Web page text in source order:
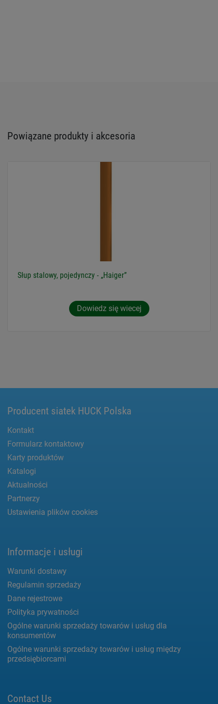
Powiązane produkty i akcesoria
Słup stalowy, pojedynczy - „Haiger”
Dowiedz się wiecej
Producent siatek HUCK Polska
Kontakt
Formularz kontaktowy
Karty produktów
Katalogi
Aktualności
Partnerzy
Ustawienia plików cookies
Informacje i usługi
Warunki dostawy
Regulamin sprzedaży
Dane rejestrowe
Polityka prywatności
Ogólne warunki sprzedaży towarów i usług dla
konsumentów
Ogólne warunki sprzedaży towarów i usług między
przedsiębiorcami
Contact Us